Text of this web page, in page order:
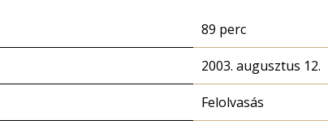
89 perc
2003. augusztus 12.
Felolvasás